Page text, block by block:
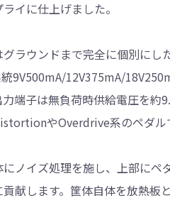
イに仕上げました。
ラウンドまで完全に個別にし
9V500mA/12V375mA/
力端子は無負荷時供給電圧を約
やOverdrive系のペダル
ノイズ処理を施し、上部にペ
献します。筐体自体を放熱